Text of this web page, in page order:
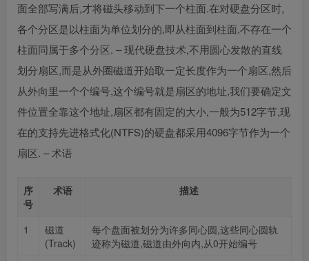
面全部写满后,才将磁头移动到下一个柱面.在对硬盘分区时,
各个分区是以柱面为单位划分的,即从柱面到柱面,不存在一个
柱面同属于多个分区. – 现代硬盘技术,不用圆心发散的直线
划分扇区,而是从外圈磁道开始取一定长度作为一个扇区,然后
从外向里一个个编号,这个编号就是扇区的地址,我们要确定文
件位置全靠这个地址,扇区都有固定的大小,一般为512字节,现
在的支持先进格式化(NTFS)的硬盘都采用4096字节作为一个
扇区. – 术语
序
号
术语 描述
1
磁道
(Track)
每个盘面被划分为许多同心圆,这些同心圆轨
迹称为磁道,磁道由外向内,从0开始编号